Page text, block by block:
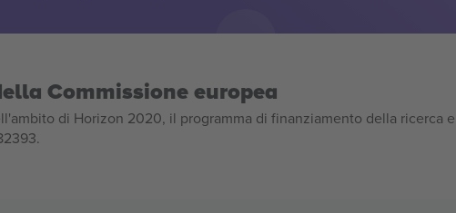
Commissione europea
di Horizon 2020, il programma di finanziamento della ricerca e